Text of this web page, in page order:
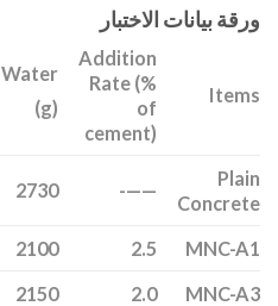
ورقة بيانات الاختبار
Items
Addition
Rate (%
of
cement)
Water
(g)
Plain
Concrete
——-
2730
MNC-A1
2.5
2100
MNC-A3
2.0
2150